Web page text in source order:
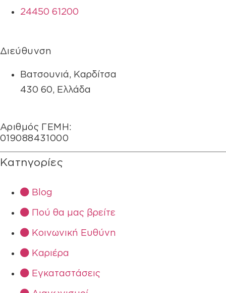
24450 61200
Διεύθυνση
Bατσουνιά, Καρδίτσα
430 60, Ελλάδα
Αριθμός ΓΕΜΗ:
019088431000
Κατηγορίες
Blog
Πού θα μας βρείτε
Κοινωνική Ευθύνη
Καριέρα
Εγκαταστάσεις